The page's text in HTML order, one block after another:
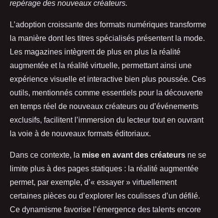
repérage des nouveaux créateurs.
L’adoption croissante des formats numériques transforme
la manière dont les titres spécialisés présentent la mode.
Les magazines intègrent de plus en plus la réalité
augmentée et la réalité virtuelle, permettant ainsi une
expérience visuelle et interactive bien plus poussée. Ces
outils, mentionnés comme essentiels pour la découverte
en temps réel de nouveaux créateurs ou d’événements
exclusifs, facilitent l’immersion du lecteur tout en ouvrant
la voie à de nouveaux formats éditoriaux.
Dans ce contexte, la mise en avant des créateurs ne se
limite plus à des pages statiques : la réalité augmentée
permet, par exemple, d’« essayer » virtuellement
certaines pièces ou d’explorer les coulisses d’un défilé.
Ce dynamisme favorise l’émergence des talents encore